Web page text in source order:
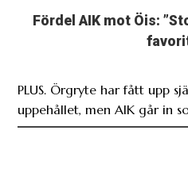
Fördel AIK mot Öis:
PLUS. Örgryte har fått upp
uppehållet, men AIK går in